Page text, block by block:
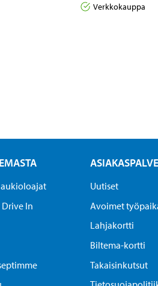
Verkkokauppa
In
Uutiset
Avoimet
Lahjakortti
Biltema-kortti
Takaisinkutsut